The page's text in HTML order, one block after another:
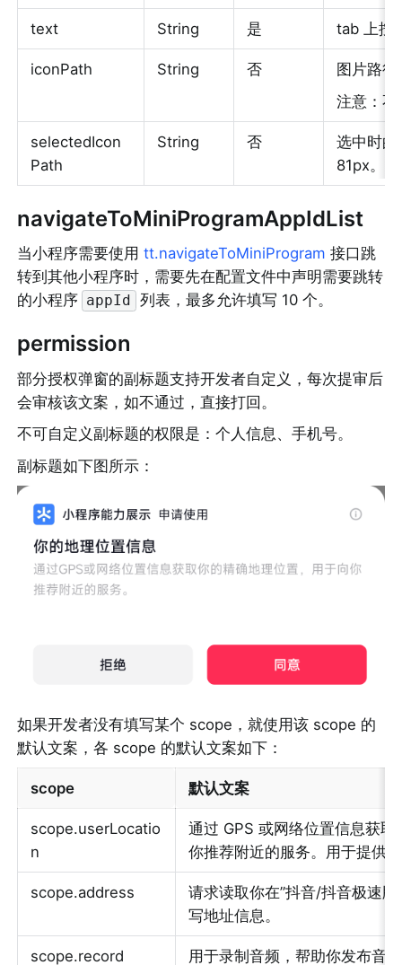
text String 是 tab 上按
iconPath String 否
图片路
注意：
selectedIcon
Path
String 否
选中时
81px。
navigateToMiniProgramAppIdList
当小程序需要使用 tt.navigateToMiniProgram 接口跳
转到其他小程序时，需要先在配置文件中声明需要跳转
的小程序 appId 列表，最多允许填写 10 个。
permission
部分授权弹窗的副标题支持开发者自定义，每次提审后
会审核该文案，如不通过，直接打回。
不可自定义副标题的权限是：个人信息、手机号。
副标题如下图所示：
如果开发者没有填写某个 scope，就使用该 scope 的
默认文案，各 scope 的默认文案如下：
scope 默认文案
scope.userLocatio
n
通过 GPS 或网络位置信息获
你推荐附近的服务。用于提供
scope.address
请求读取你在”抖音/抖音极速
写地址信息。
scope.record 用于录制音频，帮助你发布音